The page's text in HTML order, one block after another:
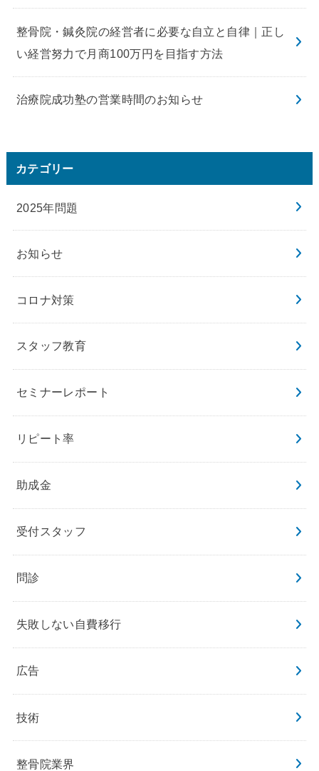
整骨院・鍼灸院の経営者に必要な自立と自律｜正し
い経営努力で月商100万円を目指す方法
治療院成功塾の営業時間のお知らせ
カテゴリー
2025年問題
お知らせ
コロナ対策
スタッフ教育
セミナーレポート
リピート率
助成金
受付スタッフ
問診
失敗しない自費移行
広告
技術
整骨院業界